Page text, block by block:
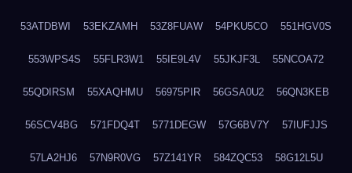
53ATDBWI 53EKZAMH 53Z8FUAW 54PKU5CO 551HGV0S
553WPS4S 55FLR3W1 55IE9L4V 55JKJF3L 55NCOA72
55QDIRSM 55XAQHMU 56975PIR 56GSA0U2 56QN3KEB
56SCV4BG 571FDQ4T 5771DEGW 57G6BV7Y 57IUFJJS
57LA2HJ6 57N9R0VG 57Z141YR 584ZQC53 58G12L5U